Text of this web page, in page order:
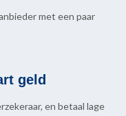
met een paar
geld
en betaal lage